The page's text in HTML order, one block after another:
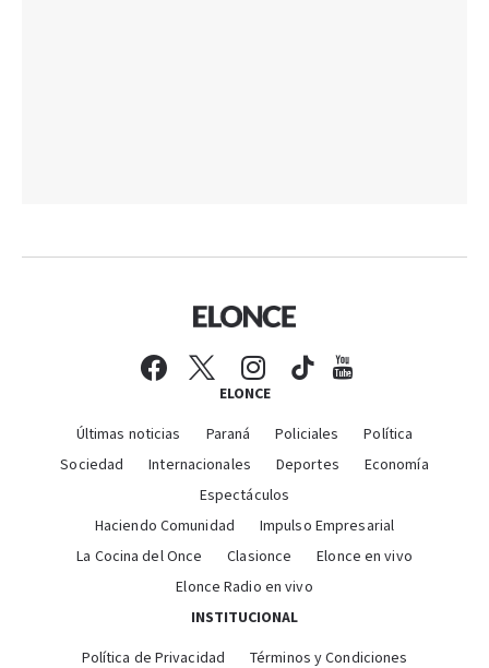
ELONCE
Últimas noticias Paraná Policiales
Política
Sociedad
Internacionales Deportes
Economía
Espectáculos
Haciendo Comunidad
Impulso Empresarial
La Cocina del Once
Clasionce
Elonce en vivo
Elonce Radio en vivo
INSTITUCIONAL
Política de Privacidad Términos y Condiciones